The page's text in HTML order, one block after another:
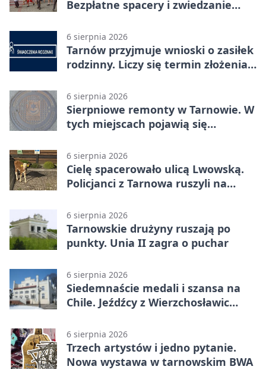
Bezpłatne spacery i zwiedzanie
6 sierpnia 2026
Tarnów przyjmuje wnioski o zasiłek
rodzinny. Liczy się termin złożenia
6 sierpnia 2026
Sierpniowe remonty w Tarnowie. W
tych miejscach pojawią się
6 sierpnia 2026
Cielę spacerowało ulicą Lwowską.
Policjanci z Tarnowa ruszyli na
6 sierpnia 2026
Tarnowskie drużyny ruszają po
punkty. Unia II zagra o puchar
6 sierpnia 2026
Siedemnaście medali i szansa na
Chile. Jeźdźcy z Wierzchosławic
6 sierpnia 2026
Trzech artystów i jedno pytanie.
Nowa wystawa w tarnowskim BWA